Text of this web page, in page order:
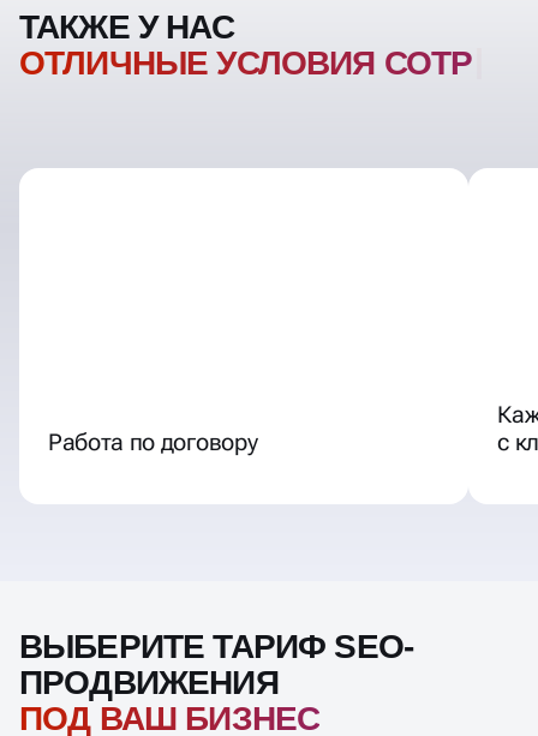
ТАКЖЕ У НАС
ОТЛИЧНЫЕ УСЛОВИЯ
ВЫБЕРИТЕ ТАРИФ SEO-
ПРОДВИЖЕНИЯ